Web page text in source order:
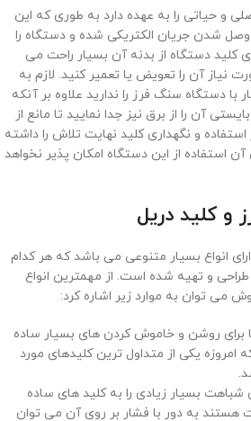
و حیاتی را به عهده دارد به طوری که این
شدن جریان الکتریکی شده و دستگاه را
دستگاه از بدنه آن بسیار راحت می
نیاز آن را تعویض یا تعمیر کنید. لازم به
با دستگاه سنگ فرز را ندارید علاوه بر آنکه
آن را از برق نیز جدا نمایید تا مانع از
استفاده و نگهداری کلید نهایت تلاش را داشته
استفاده از این دستگاه امکان پذیر نخواهد
و کلید دریل
انواع بسیار متنوعی می باشد که هر کدام
و تهیه شده است. از مهمترین انواع
می توان به موارد زیر اشاره کرد:
برای روشن و خاموش کردن های بسیار ساده
امروزه یکی از متداول ترین کلیدهای مورد
شباهت بسیار زیادی را به کلید های ساده
هستند به دور با فشار بر روی آن می توان